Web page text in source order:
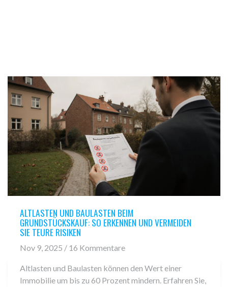
ALTLASTEN UND BAULASTEN BEIM
GRUNDSTÜCKSKAUF: SO ERKENNEN UND VERMEIDEN
SIE TEURE RISIKEN
Nov 9, 2025 / 16 Kommentare
Altlasten und Baulasten können den Wert einer
Immobilie um bis zu 60 Prozent mindern. Erfahren Sie,